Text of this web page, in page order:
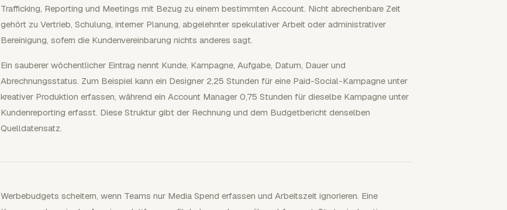
Trafficking, Reporting und Meetings mit Bezug zu einem bestimmten Account. Nicht abrechenbare Zeit
gehört zu Vertrieb, Schulung, interner Planung, abgelehnter spekulativer Arbeit oder administrativer
Bereinigung, sofern die Kundenvereinbarung nichts anderes sagt.
Ein sauberer wöchentlicher Eintrag nennt Kunde, Kampagne, Aufgabe, Datum, Dauer und
Abrechnungsstatus. Zum Beispiel kann ein Designer 2,25 Stunden für eine Paid-Social-Kampagne unter
kreativer Produktion erfassen, während ein Account Manager 0,75 Stunden für dieselbe Kampagne unter
Kundenreporting erfasst. Diese Struktur gibt der Rechnung und dem Budgetbericht denselben
Quelldatensatz.
Werbebudgets scheitern, wenn Teams nur Media Spend erfassen und Arbeitszeit ignorieren. Eine